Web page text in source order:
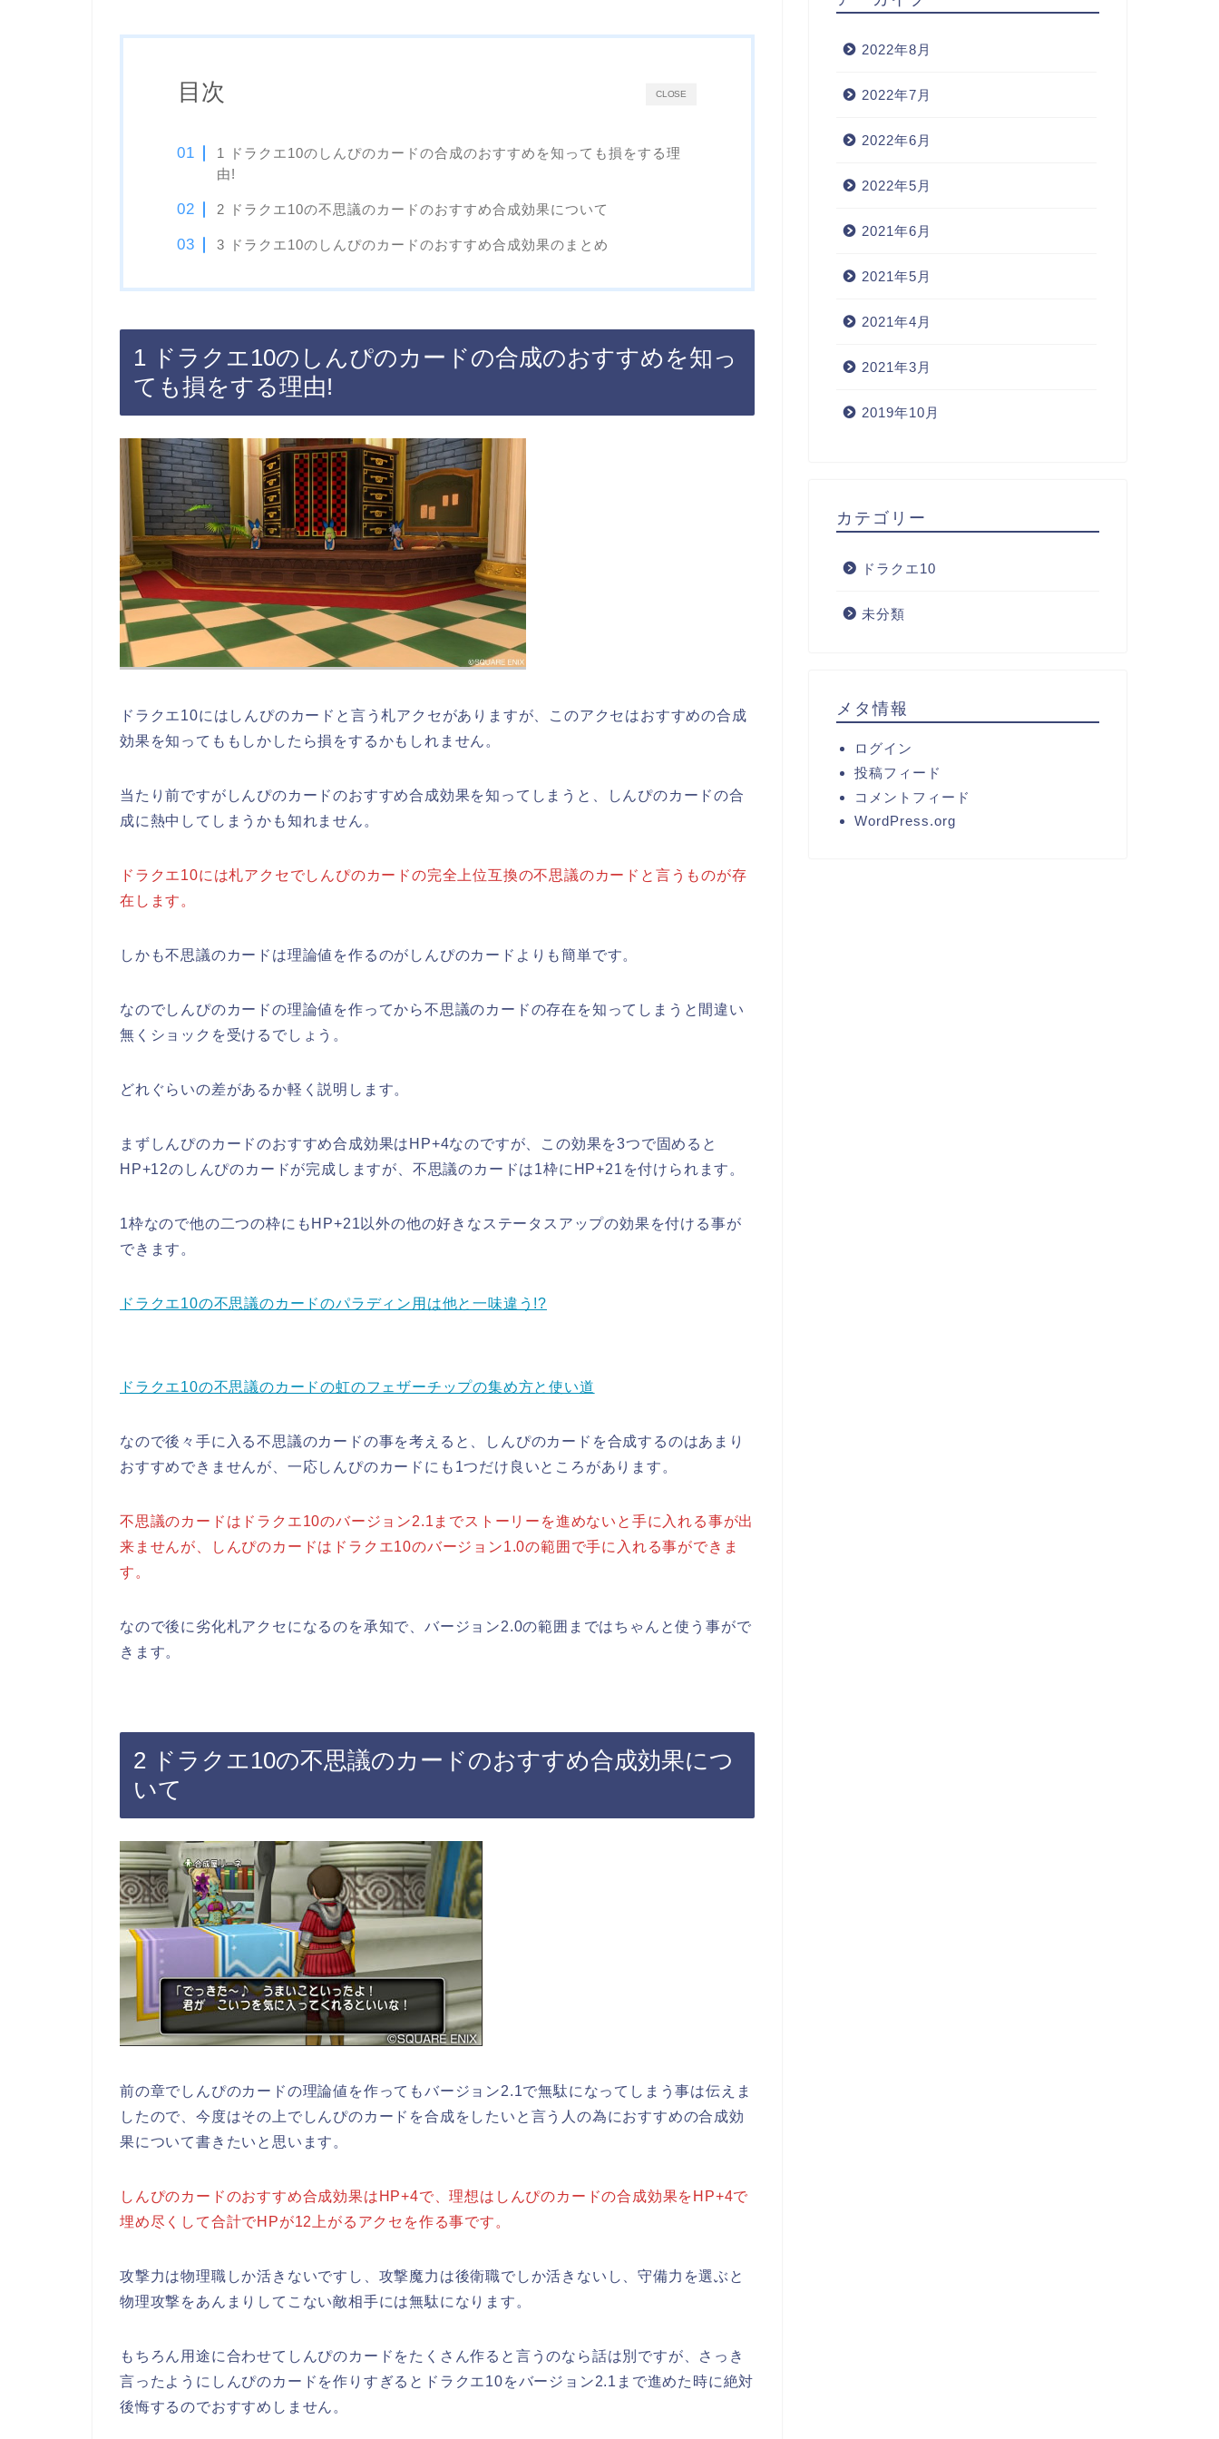
CLOSE
目次
1 ドラクエ10のしんぴのカードの合成のおすすめを知っても損をする理
由!
2 ドラクエ10の不思議のカードのおすすめ合成効果について
3 ドラクエ10のしんぴのカードのおすすめ合成効果のまとめ
1 ドラクエ10のしんぴのカードの合成のおすすめを知っ
ても損をする理由!
ドラクエ10にはしんぴのカードと言う札アクセがありますが、このアクセはおすすめの合成
効果を知ってももしかしたら損をするかもしれません。
当たり前ですがしんぴのカードのおすすめ合成効果を知ってしまうと、しんぴのカードの合
成に熱中してしまうかも知れません。
ドラクエ10には札アクセでしんぴのカードの完全上位互換の不思議のカードと言うものが存
在します。
しかも不思議のカードは理論値を作るのがしんぴのカードよりも簡単です。
なのでしんぴのカードの理論値を作ってから不思議のカードの存在を知ってしまうと間違い
無くショックを受けるでしょう。
どれぐらいの差があるか軽く説明します。
まずしんぴのカードのおすすめ合成効果はHP+4なのですが、この効果を3つで固めると
HP+12のしんぴのカードが完成しますが、不思議のカードは1枠にHP+21を付けられます。
1枠なので他の二つの枠にもHP+21以外の他の好きなステータスアップの効果を付ける事が
できます。
ドラクエ10の不思議のカードのパラディン用は他と一味違う!?
ドラクエ10の不思議のカードの虹のフェザーチップの集め方と使い道
なので後々手に入る不思議のカードの事を考えると、しんぴのカードを合成するのはあまり
おすすめできませんが、一応しんぴのカードにも1つだけ良いところがあります。
不思議のカードはドラクエ10のバージョン2.1までストーリーを進めないと手に入れる事が出
来ませんが、しんぴのカードはドラクエ10のバージョン1.0の範囲で手に入れる事ができま
す。
なので後に劣化札アクセになるのを承知で、バージョン2.0の範囲まではちゃんと使う事がで
きます。
2 ドラクエ10の不思議のカードのおすすめ合成効果につ
いて
前の章でしんぴのカードの理論値を作ってもバージョン2.1で無駄になってしまう事は伝えま
したので、今度はその上でしんぴのカードを合成をしたいと言う人の為におすすめの合成効
果について書きたいと思います。
しんぴのカードのおすすめ合成効果はHP+4で、理想はしんぴのカードの合成効果をHP+4で
埋め尽くして合計でHPが12上がるアクセを作る事です。
攻撃力は物理職しか活きないですし、攻撃魔力は後衛職でしか活きないし、守備力を選ぶと
物理攻撃をあんまりしてこない敵相手には無駄になります。
もちろん用途に合わせてしんぴのカードをたくさん作ると言うのなら話は別ですが、さっき
言ったようにしんぴのカードを作りすぎるとドラクエ10をバージョン2.1まで進めた時に絶対
後悔するのでおすすめしません。
2022年8月
2022年7月
2022年6月
2022年5月
2021年6月
2021年5月
2021年4月
2021年3月
2019年10月
カテゴリー
ドラクエ10
未分類
メタ情報
ログイン
投稿フィード
コメントフィード
WordPress.org